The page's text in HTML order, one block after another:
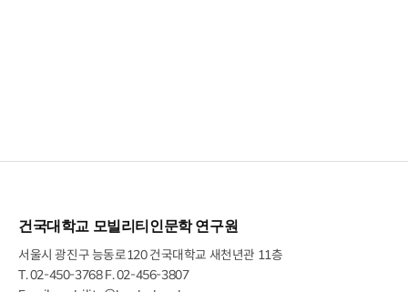
건국대학교 모빌리티인문학 연구원
서울시 광진구 능동로120 건국대학교 새천년관 11층
T.02-450-3768F. 02-456-3807